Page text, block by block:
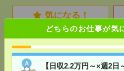
どちらのお仕事が気
【日収2.2万円～×週2
気になる！
メールで送る